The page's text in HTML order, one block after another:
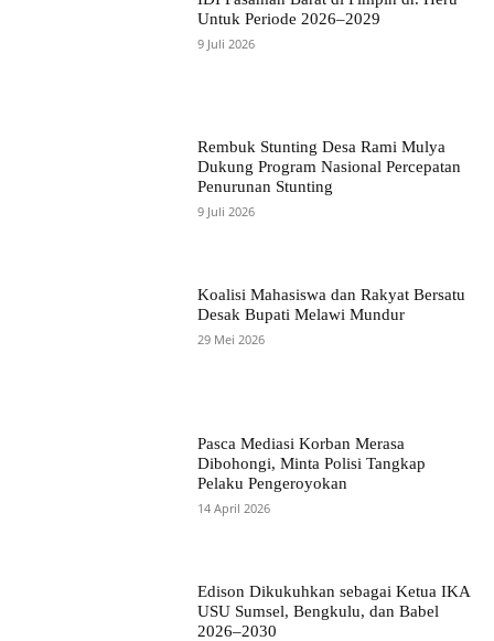
Untuk Periode 2026–2029
9 Juli 2026
Rembuk Stunting Desa Rami Mulya
Dukung Program Nasional Percepatan
Penurunan Stunting
9 Juli 2026
Koalisi Mahasiswa dan Rakyat Bersatu
Desak Bupati Melawi Mundur
29 Mei 2026
Pasca Mediasi Korban Merasa
Dibohongi, Minta Polisi Tangkap
Pelaku Pengeroyokan
14 April 2026
Edison Dikukuhkan sebagai Ketua IKA
USU Sumsel, Bengkulu, dan Babel
2026–2030